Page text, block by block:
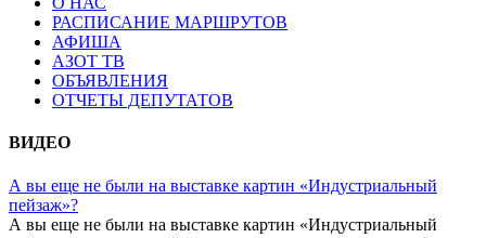
РАСПИСАНИЕ МАРШРУТОВ
АФИША
АЗОТ ТВ
ОБЪЯВЛЕНИЯ
ОТЧЕТЫ ДЕПУТАТОВ
ВИДЕО
А вы еще не были на выставке картин «Индустриальный
пейзаж»?
А вы еще не были на выставке картин «Индустриальный